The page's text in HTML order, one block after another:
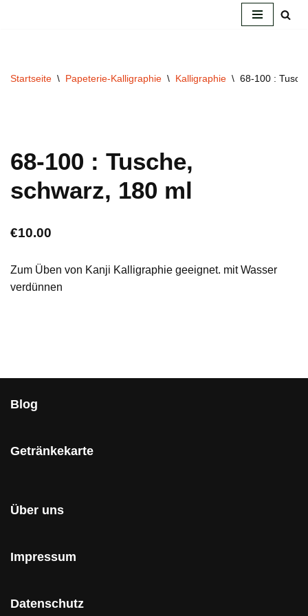
Startseite \ Papeterie-Kalligraphie \ Kalligraphie \ 68-100 :
68-100 : Tusche,
schwarz, 180 ml
€10.00
Zum Üben von Kanji Kalligraphie geeignet. mit Wasser
verdünnen
Blog
Getränkekarte
Über uns
Impressum
Datenschutz